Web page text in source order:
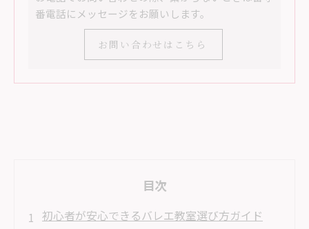
番電話にメッセージをお願いします。
お問い合わせはこちら
目次
初心者が安心できるバレエ教室選び方ガイド